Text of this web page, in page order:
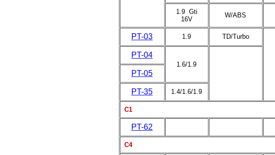
1.9 Gti
16V
W/ABS
PT-03 1.9 TD/Turbo
PT-04
1.6/1.9
PT-05
PT-35 1.4/1.6/1.9
C1
PT-62
C4